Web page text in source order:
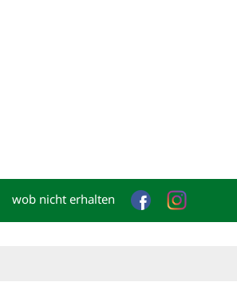
wob nicht erhalten